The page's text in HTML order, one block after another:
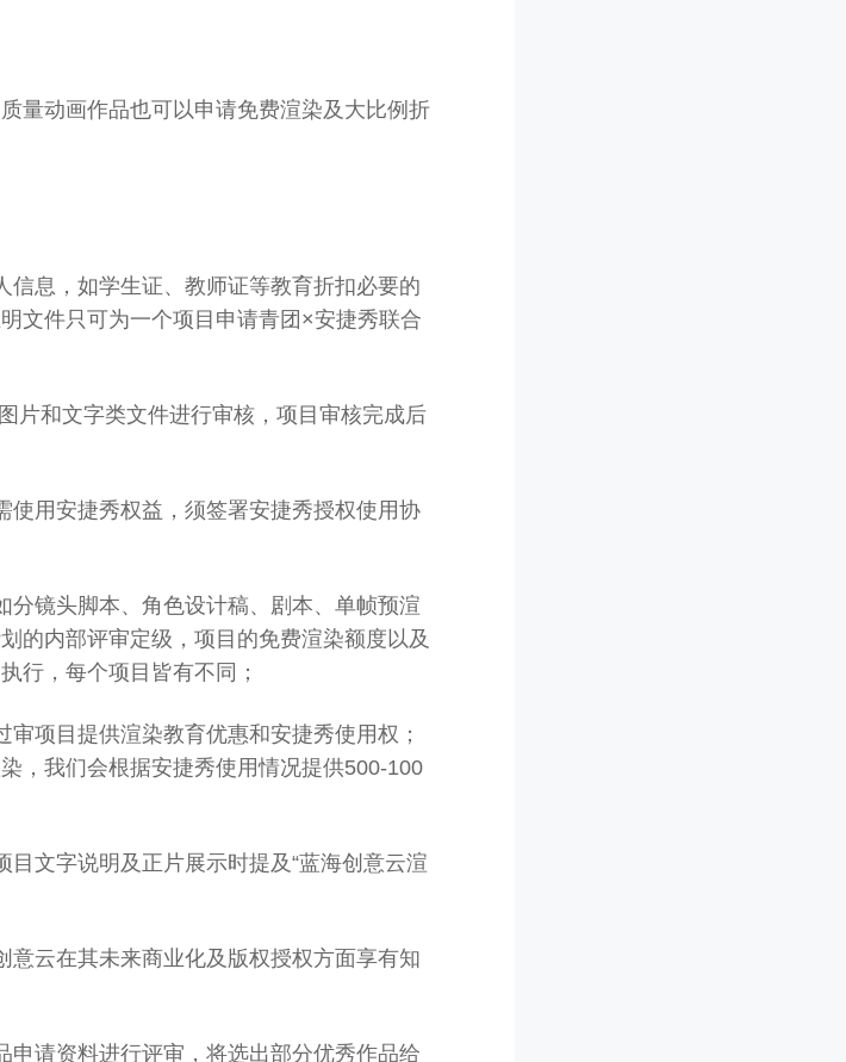
量动画作品也可以申请免费渲染及大比例折
信息，如学生证、教师证等教育折扣必要的
文件只可为一个项目申请青团×安捷秀联合
片和文字类文件进行审核，项目审核完成后
使用安捷秀权益，须签署安捷秀授权使用协
分镜头脚本、角色设计稿、剧本、单帧预渲
的内部评审定级，项目的免费渲染额度以及
行，每个项目皆有不同；
项目提供渲染教育优惠和安捷秀使用权；
，我们会根据安捷秀使用情况提供500-100
文字说明及正片展示时提及“蓝海创意云渲
意云在其未来商业化及版权授权方面享有知
申请资料进行评审，将选出部分优秀作品给